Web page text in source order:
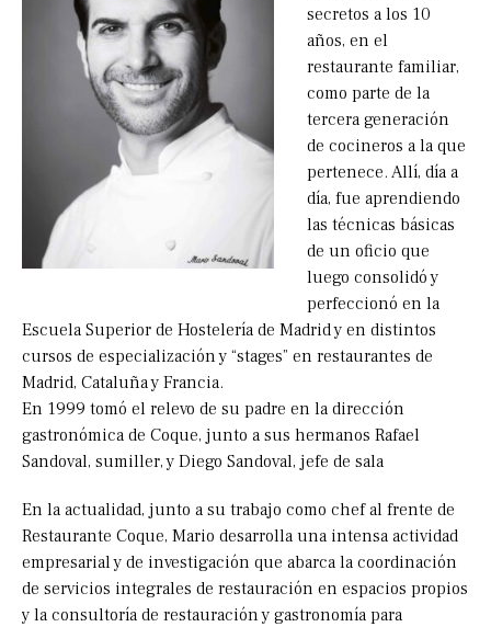
secretos a los 10
años, en el
restaurante familiar,
como parte de la
tercera generación
de cocineros a la que
pertenece. Allí, día a
día, fue aprendiendo
las técnicas básicas
de un oficio que
luego consolidó y
perfeccionó en la
Escuela Superior de Hostelería de Madrid y en distintos
cursos de especialización y “stages” en restaurantes de
Madrid, Cataluña y Francia.
En 1999 tomó el relevo de su padre en la dirección
gastronómica de Coque, junto a sus hermanos Rafael
Sandoval, sumiller, y Diego Sandoval, jefe de sala
En la actualidad, junto a su trabajo como chef al frente de
Restaurante Coque, Mario desarrolla una intensa actividad
empresarial y de investigación que abarca la coordinación
de servicios integrales de restauración en espacios propios
y la consultoría de restauración y gastronomía para